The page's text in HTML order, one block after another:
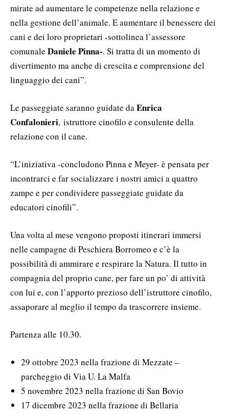
mirate ad aumentare le competenze nella relazione e
nella gestione dell’animale. E aumentare il benessere dei
cani e dei loro proprietari -sottolinea l’assessore
comunale Daniele Pinna-. Si tratta di un momento di
divertimento ma anche di crescita e comprensione del
linguaggio dei cani”.
Le passeggiate saranno guidate daEnrica
Confalonieri, istruttore cinofilo e consulente della
relazione con il cane.
“L’iniziativa -concludono Pinna e Meyer- è pensata per
incontrarci e far socializzare i nostri amici a quattro
zampe e per condividere passeggiate guidate da
educatori cinofili”.
Una volta al mese vengono proposti itinerari immersi
nelle campagne di Peschiera Borromeo e c’è la
possibilità di ammirare e respirare la Natura. Il tutto in
compagnia del proprio cane, per fare un po’ di attività
con lui e, con l’apporto prezioso dell’istruttore cinofilo,
assaporare al meglio il tempo da trascorrere insieme.
Partenza alle 10.30.
29 ottobre 2023 nella frazione di Mezzate –
parcheggio di Via U. La Malfa
5 novembre 2023 nella frazione di San Bovio
17 dicembre 2023 nella frazione di Bellaria